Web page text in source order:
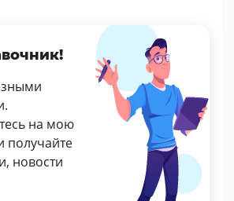
на мою
получайте
новости